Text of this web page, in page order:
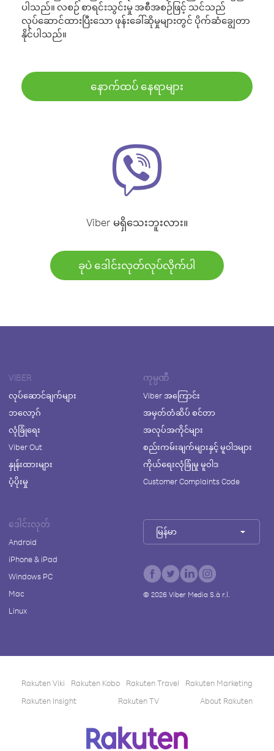
ပါသည်။ လစဉ် စာရင်းသွင်းမှု အစီအစဉ်ဖြင့် သင်သည်
လုပ်ဆောင်ထားပြီးသော ဖုန်းခေါ်ဆိုမှုများတွင် ပိုက်ဆံချွေတာ
နိုင်ပါသည်။
နောက်ထပ် နေရာများ
Viber မရှိသေးဘူးလား။
ခုပဲ ဒေါင်းလုတ်လုပ်လိုက်ပါ
VIBER
လုပ်ဆောင်ချက်များ
ဘလော့ဂ်
လုံခြုံရေး
Viber Out
နှုန်းထားများ
ပံ့ပိုးမှု
ကုမ္ပဏီ
Viber အကြောင်း
အမှတ်တံဆိပ် စင်တာ
အလုပ်အကိုင်များ
စည်းကမ်းချက်များနှင့် မူဝါဒများ
ကိုယ်ရေးလုံခြုံမှု မူဝါဒ
Customer Complaints Code
ဒေါင်းလုတ်
Android
iPhone & iPad
Windows PC
Mac
Linux
မြန်မာ
© 2026Viber Media S.à r.l.
Rakuten Viki Rakuten Kobo Rakuten Travel
Rakuten Marketing
Rakuten Insight
Rakuten TV About Rakuten